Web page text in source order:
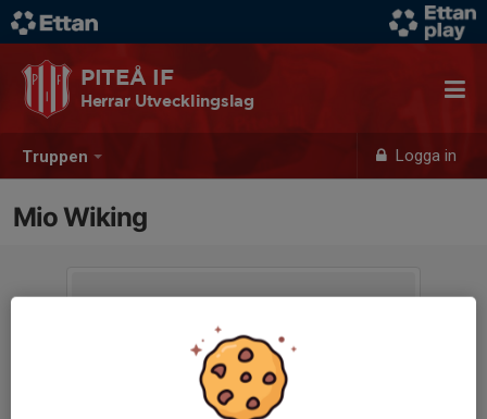
Truppen Logga in
PITEÅ IF
Herrar Utvecklingslag
Mio Wiking